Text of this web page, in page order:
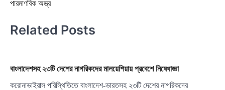
পারমাণবিক অস্ত্র
Related Posts
বাংলাদেশসহ ২৩টি দেশের নাগরিকদের মালয়েশিয়ায় প্রবেশে নিষেধাজ্ঞা
করোনাভাইরাস পরিস্থিতিতে বাংলাদেশ-ভারতসহ ২৩টি দেশের নাগরিকদের